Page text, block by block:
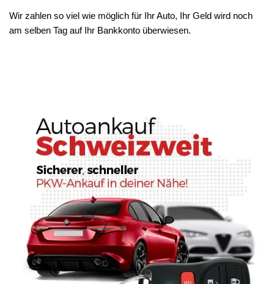
Wir zahlen so viel wie möglich für Ihr Auto, Ihr Geld wird noch
am selben Tag auf Ihr Bankkonto überwiesen.